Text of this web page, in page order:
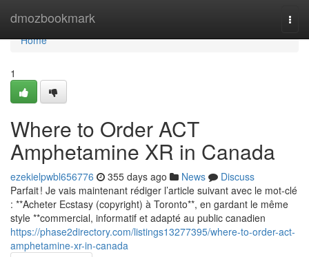
dmozbookmark
Home
Home
1
Where to Order ACT
Amphetamine XR in Canada
ezekielpwbl656776 355 days ago News
Discuss
Parfait ! Je vais maintenant rédiger l’article suivant avec le mot-clé
: **Acheter Ecstasy (copyright) à Toronto**, en gardant le même
style **commercial, informatif et adapté au public canadien
https://phase2directory.com/listings13277395/where-to-order-act-
amphetamine-xr-in-canada